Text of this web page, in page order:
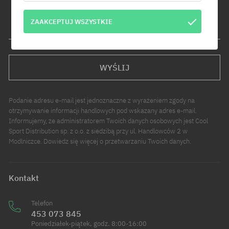
WYŚLIJ
Podanie adresu e-mail jest jednoznaczne z wyrażeniem zgody na
otrzymywanie informacji handlowych pod wskazany adres e-mail.
Informujemy, że administratorem Twoich danych osobowych jest Cool
Sport Distribution sp. z o.o. z siedzibą przy ul. Handlowców 2 w
Modlniczce. Dowiedz się więcej o przetwarzaniu Twoich danych.
Kontakt
Telefon
453 073 845
Poniedziałek-piątek, godz. 8:00-16:00
ZAAKCEPTUJ WSZYSTKIE